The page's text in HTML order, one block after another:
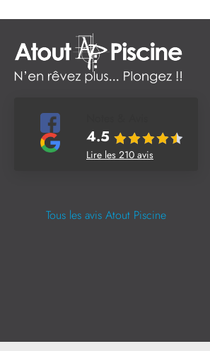
4.5
Lire les 210 avis
Tous les avis Atout Piscine